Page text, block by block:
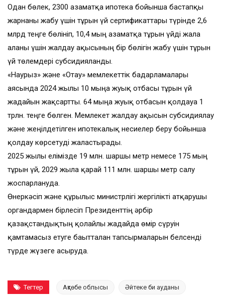
Одан бөлек, 2300 азаматқа ипотека бойынша бастапқы
жарнаны жабу үшін тұрғын үй сертификаттары түрінде 2,6
млрд теңге бөлініп, 10,4 мың азаматқа тұрғын үйді жалға
алғаны үшін жалдау ақысының бір бөлігін жабу үшін тұрғын
үй төлемдері субсидияланды.
«Наурыз» және «Отау» мемлекеттік бағдарламалары
аясында 2024 жылы 10 мыңға жуық отбасы тұрғын үй
жағдайын жақсартты. 64 мыңға жуық отбасын қолдауға 1
трлн. теңге бөлген. Мемлекет жалдау ақысын субсидиялау
және жеңілдетілген ипотекалық несиелер беру бойынша
қолдау көрсетуді жалғастырады.
2025 жылы елімізде 19 млн. шаршы метр немесе 175 мың
тұрғын үй, 2029 жылға қарай 111 млн. шаршы метр салу
жоспарлануда.
Өнеркәсіп және құрылыс министрлігі жергілікті атқарушы
органдармен бірлесіп Президенттің әрбір
қазақстандықтың қолайлы жағдайда өмір сүруін
қамтамасыз етуге бағытталған тапсырмаларын белсенді
түрде жүзеге асыруда.
Тегтер Ақтөбе облысы Әйтеке би ауданы